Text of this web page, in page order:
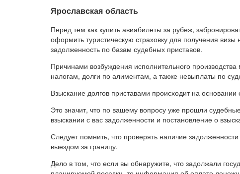
Ярославская область
Перед тем как купить авиабилеты за рубеж,
оформить туристическую страховку для получения
задолженность по базам судебных приставов.
Причинами возбуждения исполнительного
налогам, долги по алиментам, а также невыплаты по
Взыскание долгов приставами происходит на
Это значит, что по вашему вопросу уже прошли
взыскании с вас задолженности и постановление о
Следует помнить, что проверять наличие
выездом за границу.
Дело в том, что если вы обнаружите, что задолжали